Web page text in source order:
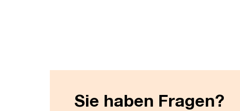
Sie haben Fragen?